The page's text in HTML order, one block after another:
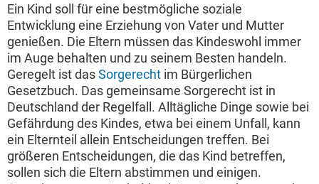
Ein Kind soll für eine bestmögliche soziale
Entwicklung eine Erziehung von Vater und Mutter
genießen. Die Eltern müssen das Kindeswohl immer
im Auge behalten und zu seinem Besten handeln.
Geregelt ist dasSorgerecht im Bürgerlichen
Gesetzbuch. Das gemeinsame Sorgerecht ist in
Deutschland der Regelfall. Alltägliche Dinge sowie bei
Gefährdung des Kindes, etwa bei einem Unfall, kann
ein Elternteil allein Entscheidungen treffen. Bei
größeren Entscheidungen, die das Kind betreffen,
sollen sich die Eltern abstimmen und einigen.